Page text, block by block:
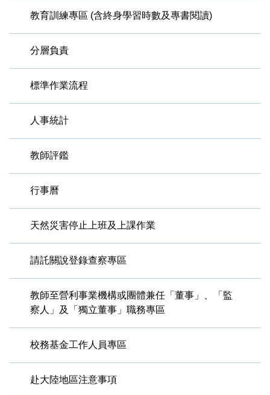
教育訓練專區 (含終身學習時數及專書閱讀)
分層負責
標準作業流程
人事統計
教師評鑑
行事曆
天然災害停止上班及上課作業
請託關說登錄查察專區
教師至營利事業機構或團體兼任「董事」、「監
察人」及「獨立董事」職務專區
校務基金工作人員專區
赴大陸地區注意事項